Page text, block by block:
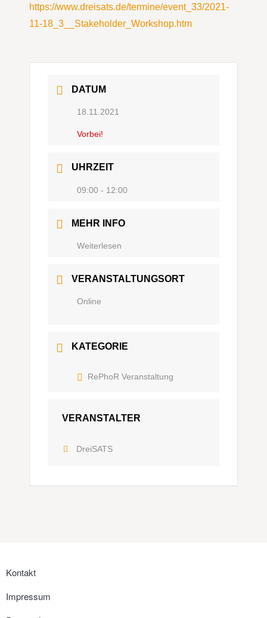
https://www.dreisats.de/termine/event_33/2021-
11-18_3__Stakeholder_Workshop.htm
DATUM
18.11.2021
Vorbei!
UHRZEIT
09:00 - 12:00
MEHR INFO
Weiterlesen
VERANSTALTUNGSORT
Online
KATEGORIE
RePhoR Veranstaltung
VERANSTALTER
DreiSATS
Kontakt
Impressum